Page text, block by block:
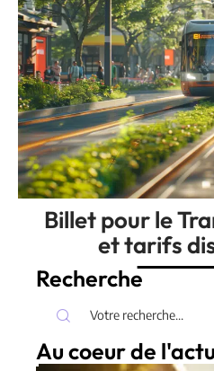
Billet pour le
et tarifs
Recherche
Au coeur de l'actu